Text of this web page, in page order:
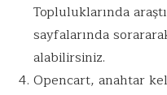
Topluluklarında
sayfalarında
alabilirsiniz.
Opencart, anahtar